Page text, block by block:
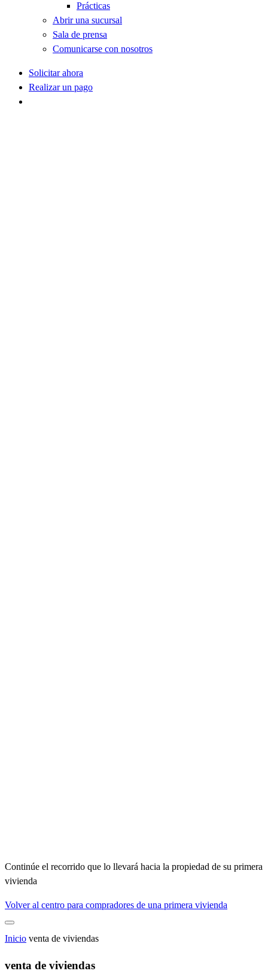
Prácticas
Abrir una sucursal
Sala de prensa
Comunicarse con nosotros
Solicitar ahora
Realizar un pago
Continúe el recorrido que lo llevará hacia la propiedad de su primera
vivienda
Volver al centro para compradores de una primera vivienda
Inicio venta de viviendas
venta de viviendas